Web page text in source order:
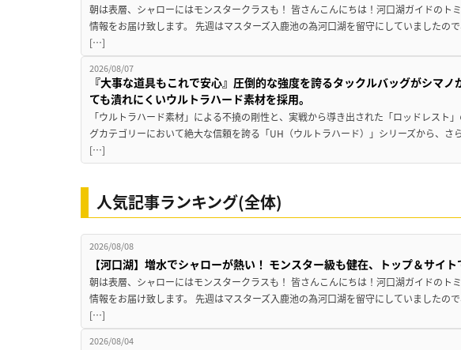
朝は表層、シャローにはモンスタークラスも！ 皆さんこんにちは！河口湖ガイドのト
情報をお届け致します。 先週はマスターズ入鹿池の為河口湖を留守にしていましたの
[…]
2026/08/07
『大事な道具もこれで安心』圧倒的な強度を誇るタックルバッグがシマノ
ても潰れにくいウルトラハード素材を採用。
「ウルトラハード素材」による不撓の剛性と、実戦から導き出された「ロッドレスト
グカテゴリーにおいて絶大な信頼を誇る「UH（ウルトラハード）」シリーズから、さ
[…]
人気記事ランキング(全体)
2026/08/08
【河口湖】増水でシャローが熱い！ モンスター級も健在、トップ＆サイト
朝は表層、シャローにはモンスタークラスも！ 皆さんこんにちは！河口湖ガイドのト
情報をお届け致します。 先週はマスターズ入鹿池の為河口湖を留守にしていましたの
[…]
2026/08/04